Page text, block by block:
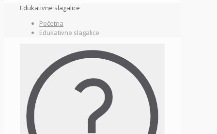
Edukativne slagalice
Početna
Edukativne slagalice